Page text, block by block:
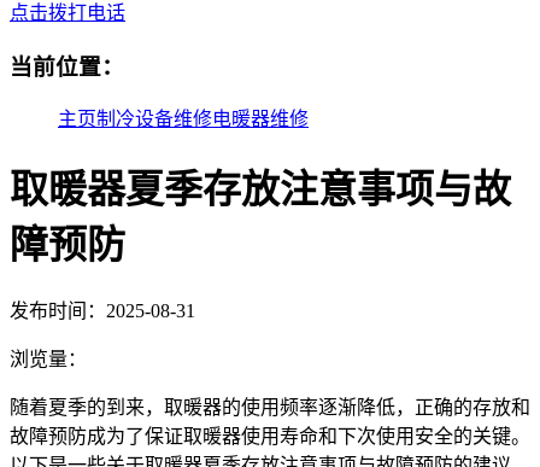
点击拨打电话
当前位置：
主页制冷设备维修电暖器维修
取暖器夏季存放注意事项与故
障预防​
发布时间：2025-08-31
浏览量：
随着夏季的到来，取暖器的使用频率逐渐降低，正确的存放和
故障预防成为了保证取暖器使用寿命和下次使用安全的关键。